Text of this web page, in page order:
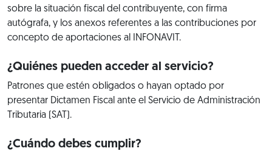
sobre la situación fiscal del contribuyente, con firma
autógrafa, y los anexos referentes a las contribuciones por
concepto de aportaciones al INFONAVIT.
¿Quiénes pueden acceder al servicio?
Patrones que estén obligados o hayan optado por
presentar Dictamen Fiscal ante el Servicio de Administración
Tributaria (SAT).
¿Cuándo debes cumplir?